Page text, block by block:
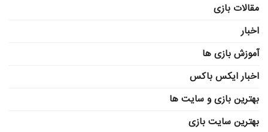
مقالات بازی
اخبار
آموزش بازی ها
اخبار ایکس باکس
بهترین بازی و سایت ها
بهترین سایت بازی